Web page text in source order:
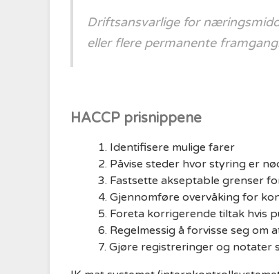
Driftsansvarlige for
eller flere permanente
HACCP prisnippene
Identifisere mulige farer
Påvise steder hvor styring er
Fastsette akseptable grenser
Gjennomføre overvåking for
Foreta korrigerende tiltak hvis
Regelmessig å forvisse seg
Gjøre registreringer og notater